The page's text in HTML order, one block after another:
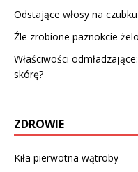
Odstające włosy na
Źle zrobione paznokcie
Właściwości
skórę?
ZDROWIE
Kiła pierwotna wątroby